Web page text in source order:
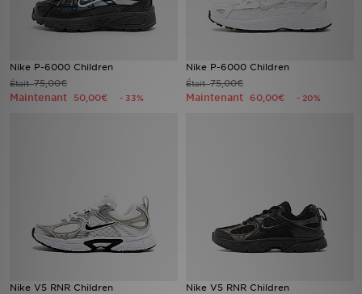
Nike P-6000 Children
Était75,00€
Maintenant 50,00€ - 33%
Nike P-6000 Children
Était75,00€
Maintenant 60,00€ - 20%
Nike V5 RNR Children Nike V5 RNR Children
Sports
PROMOS
Mon JD
Nos Magasins
Télécharge l'Appli